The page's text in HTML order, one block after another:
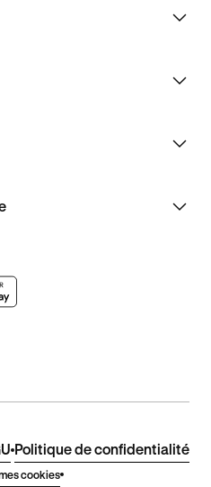
Politique de confidentialité
cookies